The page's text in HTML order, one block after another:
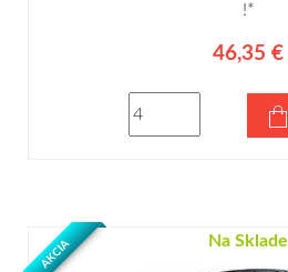
!*
46,35 €
Na Sklade
AKCIA